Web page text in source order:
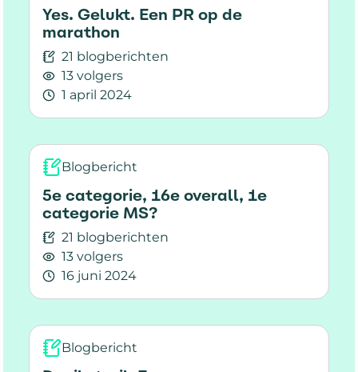
Yes. Gelukt. Een PR op de
marathon
21 blogberichten
13 volgers
1 april 2024
Lees meer over Yes. Gelukt. Een PR op de
Blogbericht
5e categorie, 16e overall, 1e
categorie MS?
21 blogberichten
13 volgers
16 juni 2024
Lees meer over 5e categorie, 16e overall, 1e
Blogbericht